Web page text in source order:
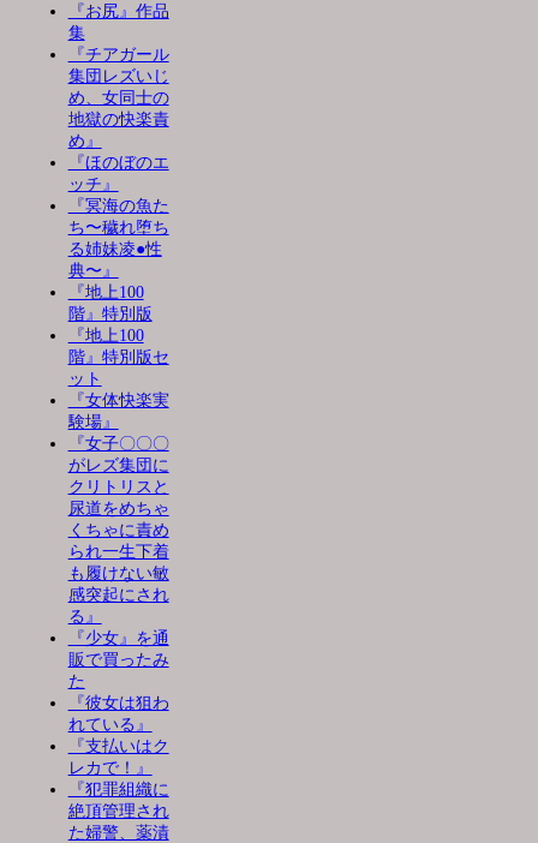
『お尻』作品
集
『チアガール
集団レズいじ
め、女同士の
地獄の快楽責
め』
『ほのぼのエ
ッチ』
『冥海の魚た
ち〜穢れ堕ち
る姉妹凌●性
典〜』
『地上100
階』特別版
『地上100
階』特別版セ
ット
『女体快楽実
験場』
『女子〇〇〇
がレズ集団に
クリトリスと
尿道をめちゃ
くちゃに責め
られ一生下着
も履けない敏
感突起にされ
る』
『少女』を通
販で買ったみ
た
『彼女は狙わ
れている』
『支払いはク
レカで！』
『犯罪組織に
絶頂管理され
た婦警、薬漬